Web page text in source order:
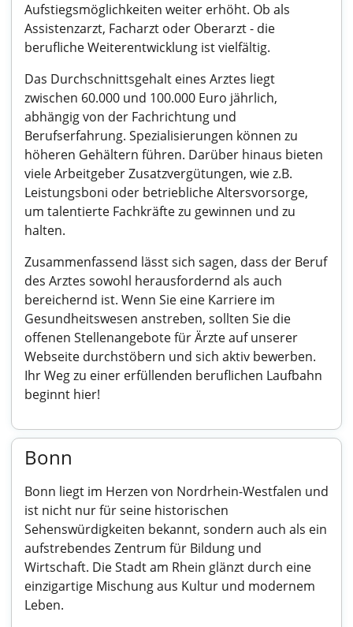
Aufstiegsmöglichkeiten weiter erhöht. Ob als
Assistenzarzt, Facharzt oder Oberarzt - die
berufliche Weiterentwicklung ist vielfältig.
Das Durchschnittsgehalt eines Arztes liegt
zwischen 60.000 und 100.000 Euro jährlich,
abhängig von der Fachrichtung und
Berufserfahrung. Spezialisierungen können zu
höheren Gehältern führen. Darüber hinaus bieten
viele Arbeitgeber Zusatzvergütungen, wie z.B.
Leistungsboni oder betriebliche Altersvorsorge,
um talentierte Fachkräfte zu gewinnen und zu
halten.
Zusammenfassend lässt sich sagen, dass der Beruf
des Arztes sowohl herausfordernd als auch
bereichernd ist. Wenn Sie eine Karriere im
Gesundheitswesen anstreben, sollten Sie die
offenen Stellenangebote für Ärzte auf unserer
Webseite durchstöbern und sich aktiv bewerben.
Ihr Weg zu einer erfüllenden beruflichen Laufbahn
beginnt hier!
Bonn
Bonn liegt im Herzen von Nordrhein-Westfalen und
ist nicht nur für seine historischen
Sehenswürdigkeiten bekannt, sondern auch als ein
aufstrebendes Zentrum für Bildung und
Wirtschaft. Die Stadt am Rhein glänzt durch eine
einzigartige Mischung aus Kultur und modernem
Leben.